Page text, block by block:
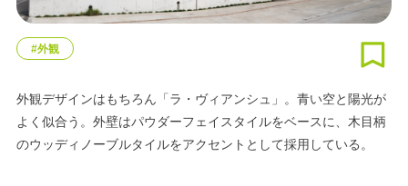
#外観
外観デザインはもちろん「ラ・ヴィアンシュ」。青い空と陽光が
よく似合う。外壁はパウダーフェイスタイルをベースに、木目柄
のウッディノーブルタイルをアクセントとして採用している。